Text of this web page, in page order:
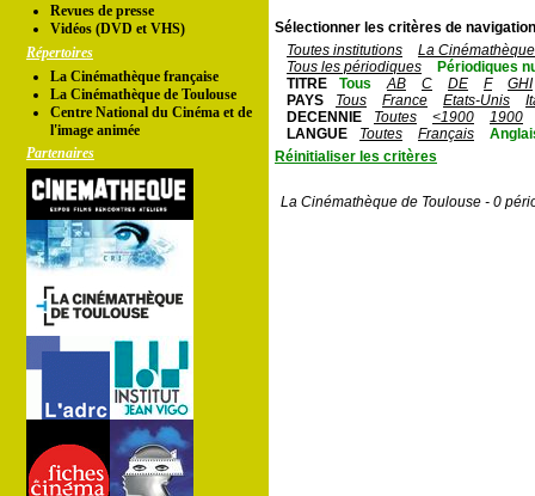
Revues de presse
Vidéos (DVD et VHS)
Répertoires
La Cinémathèque française
La Cinémathèque de Toulouse
Centre National du Cinéma et de
l'image animée
Partenaires
Sélectionner les critères de
Toutes institutions
La
Tous les périodiques
Périodiques
TITRE
Tous AB C DE F
GHI
PAYS
Tous France Etats-Unis
DECENNIE
Toutes <1900
1900
LANGUE
Toutes Français
Réinitialiser les critères
La Cinémathèque de Toulouse - 0